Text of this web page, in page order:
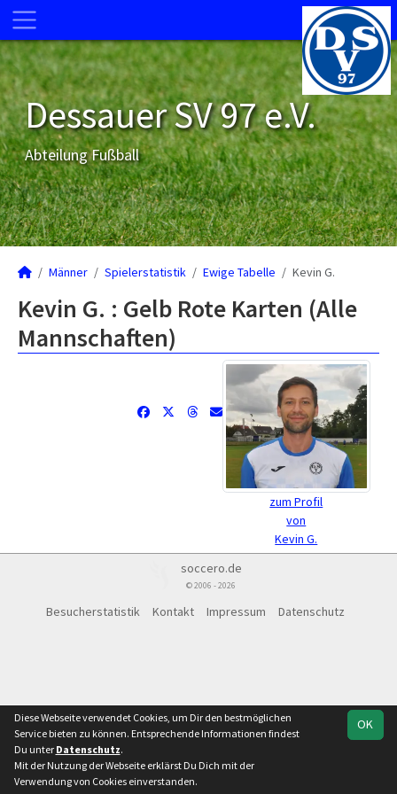
Dessauer SV 97 e.V.
Abteilung Fußball
Männer Spielerstatistik Ewige Tabelle Kevin G.
Kevin G. : Gelb Rote Karten (Alle
Mannschaften)
zum Profil
von
Kevin G.
soccero.de
© 2006 - 2026
Besucherstatistik Kontakt Impressum Datenschutz
OK
Diese Webseite verwendet Cookies, um Dir den bestmöglichen
Service bieten zu können. Entsprechende Informationen findest
Du unter Datenschutz.
Mit der Nutzung der Webseite erklärst Du Dich mit der
Verwendung von Cookies einverstanden.